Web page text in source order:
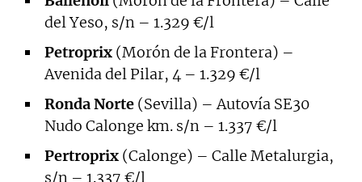
del Yeso, s/n – 1.329 €/l
Petroprix (Morón de la Frontera) –
Avenida del Pilar, 4 – 1.329 €/l
Ronda Norte (Sevilla) – Autovía SE30
Nudo Calonge km. s/n – 1.337 €/l
Pertroprix (Calonge) – Calle Metalurgia,
s/n – 1.337 €/l